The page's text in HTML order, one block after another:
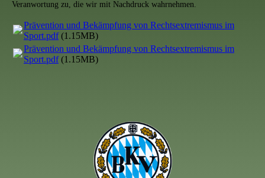
Veranwortung zu, die wir mit Nachdruck wahrnehmen.
Prävention und Bekämpfung von Rechtsextremismus im
Sport.pdf(1.15MB)
Prävention und Bekämpfung von Rechtsextremismus im
Sport.pdf(1.15MB)